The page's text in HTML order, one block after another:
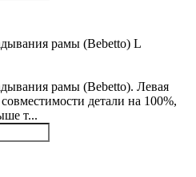
рамы (Bebetto) L
рамы (Bebetto). Левая
детали на 100%,
т...